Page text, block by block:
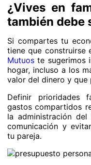
¿Vives en
también debe
Si compartes tu
tiene que construirse
Mutuos te sugerimos
hogar, incluso a los
valor del dinero y que
Definir prioridades
gastos compartidos
la administración
comunicación y
tu pareja.